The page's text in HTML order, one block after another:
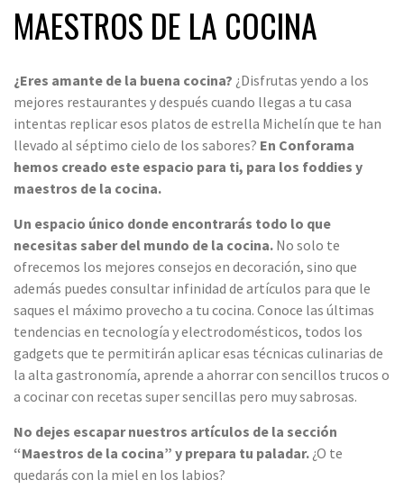
MAESTROS DE LA COCINA
¿Eres amante de la buena cocina? ¿Disfrutas yendo a los
mejores restaurantes y después cuando llegas a tu casa
intentas replicar esos platos de estrella Michelín que te han
llevado al séptimo cielo de los sabores? En Conforama
hemos creado este espacio para ti, para los foddies y
maestros de la cocina.
Un espacio único donde encontrarás todo lo que
necesitas saber del mundo de la cocina. No solo te
ofrecemos los mejores consejos en decoración, sino que
además puedes consultar infinidad de artículos para que le
saques el máximo provecho a tu cocina. Conoce las últimas
tendencias en tecnología y electrodomésticos, todos los
gadgets que te permitirán aplicar esas técnicas culinarias de
la alta gastronomía, aprende a ahorrar con sencillos trucos o
a cocinar con recetas super sencillas pero muy sabrosas.
No dejes escapar nuestros artículos de la sección
“Maestros de la cocina” y prepara tu paladar. ¿O te
quedarás con la miel en los labios?